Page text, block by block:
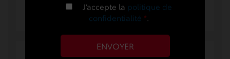
J’accepte la politique de
confidentialité *.